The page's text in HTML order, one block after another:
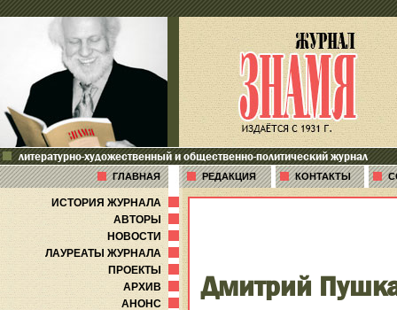
литературно-художественный и общественно-политический журнал
ГЛАВНАЯ РЕДАКЦИЯ КОНТАКТЫ
ИСТОРИЯ ЖУРНАЛА
АВТОРЫ
НОВОСТИ
ЛАУРЕАТЫ ЖУРНАЛА
ПРОЕКТЫ
АРХИВ
АНОНС
Дмитрий